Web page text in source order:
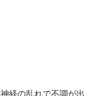
経の乱れで不調が出